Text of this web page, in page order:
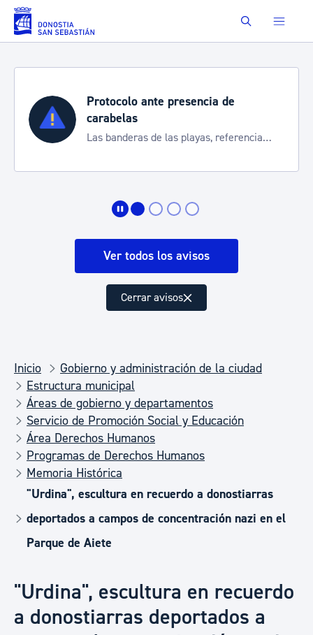
Saltar al contenido principal Buscar
Protocolo ante presencia de
carabelas
Las banderas de las playas, referencia
Ver todos los avisos
Cerrar avisos
Inicio
Gobierno y administración de la ciudad
Estructura municipal
Áreas de gobierno y departamentos
Servicio de Promoción Social y Educación
Área Derechos Humanos
Programas de Derechos Humanos
Memoria Histórica
"Urdina", escultura en recuerdo a donostiarras
deportados a campos de concentración nazi en el
Parque de Aiete
"Urdina", escultura en recuerdo
a donostiarras deportados a